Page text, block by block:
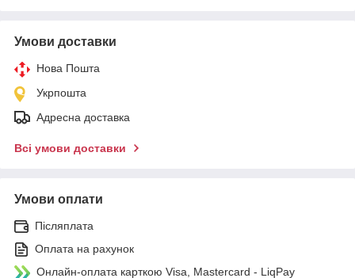
Умови доставки
Нова Пошта
Укрпошта
Адресна доставка
Всі умови доставки
Умови оплати
Післяплата
Оплата на рахунок
Онлайн-оплата карткою Visa, Mastercard - LiqPay